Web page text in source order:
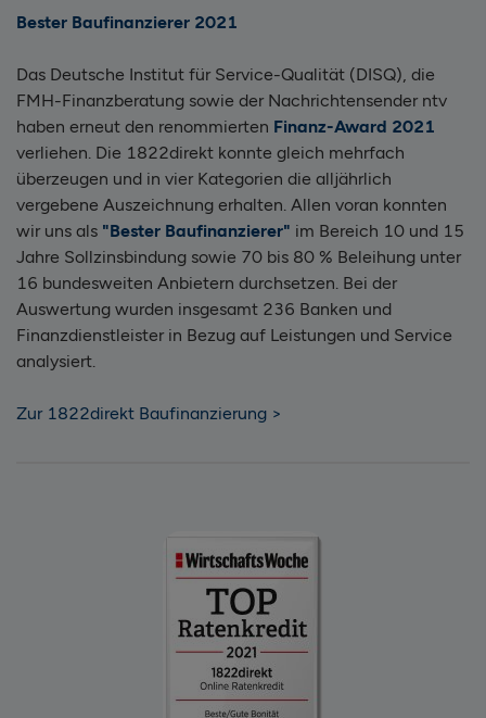
Bester Baufinanzierer 2021
Das Deutsche Institut für Service-Qualität (DISQ), die
FMH-Finanzberatung sowie der Nachrichtensender ntv
haben erneut den renommierten Finanz-Award 2021
verliehen. Die 1822direkt konnte gleich mehrfach
überzeugen und in vier Kategorien die alljährlich
vergebene Auszeichnung erhalten. Allen voran konnten
wir uns als "Bester Baufinanzierer" im Bereich 10 und 15
Jahre Sollzinsbindung sowie 70 bis 80 % Beleihung unter
16 bundesweiten Anbietern durchsetzen. Bei der
Auswertung wurden insgesamt 236 Banken und
Finanzdienstleister in Bezug auf Leistungen und Service
analysiert.
Zur 1822direkt Baufinanzierung >